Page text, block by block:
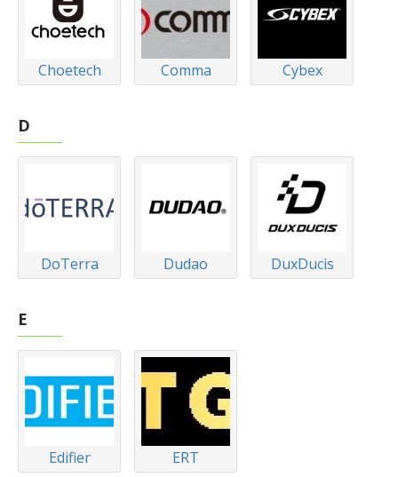
Choetech Comma Cybex
D
DoTerra Dudao DuxDucis
E
Edifier ERT